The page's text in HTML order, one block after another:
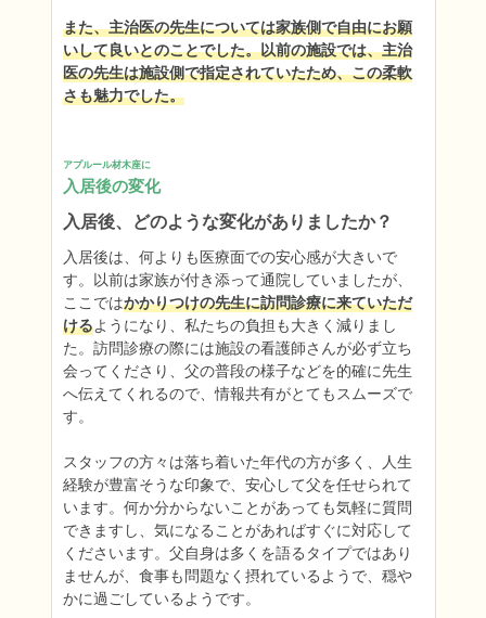
また、主治医の先生については家族側で自由にお願
いして良いとのことでした。以前の施設では、主治
医の先生は施設側で指定されていたため、この柔軟
さも魅力でした。
アプルール材木座に
入居後の変化
入居後、どのような変化がありましたか？
入居後は、何よりも医療面での安心感が大きいで
す。以前は家族が付き添って通院していましたが、
ここではかかりつけの先生に訪問診療に来ていただ
けるようになり、私たちの負担も大きく減りまし
た。訪問診療の際には施設の看護師さんが必ず立ち
会ってくださり、父の普段の様子などを的確に先生
へ伝えてくれるので、情報共有がとてもスムーズで
す。
スタッフの方々は落ち着いた年代の方が多く、人生
経験が豊富そうな印象で、安心して父を任せられて
います。何か分からないことがあっても気軽に質問
できますし、気になることがあればすぐに対応して
くださいます。父自身は多くを語るタイプではあり
ませんが、食事も問題なく摂れているようで、穏や
かに過ごしているようです。